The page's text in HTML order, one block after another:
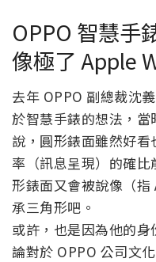
OPPO 智慧手
像極了 Apple
去年 OPPO 副總裁沈
於智慧手錶的想法，
說，圓形錶面雖然好
率（訊息呈現）的確
形錶面又會被說像（
承三角形吧。
或許，也是因為他的
論對於 OPPO 公司文